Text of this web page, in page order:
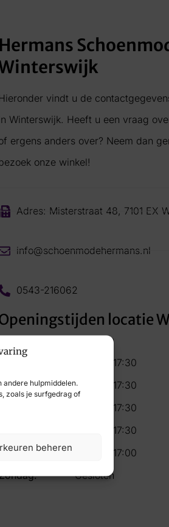
andere hulpmiddelen.
zoals je surfgedrag of
beheren
Hermans
vindt u de
Winterswijk. Heeft u een vraag
ergens anders over? Neem dan
onze winkel!
Adres: Misterstraat 48, 7101 EX
info@schoenmodehermans.nl
0543-216062
locatie
Gesloten
09:30 – 17:30
09:30 – 17:30
09:30 – 17:30
09:30 – 17:30
09:30 – 17:00
Gesloten